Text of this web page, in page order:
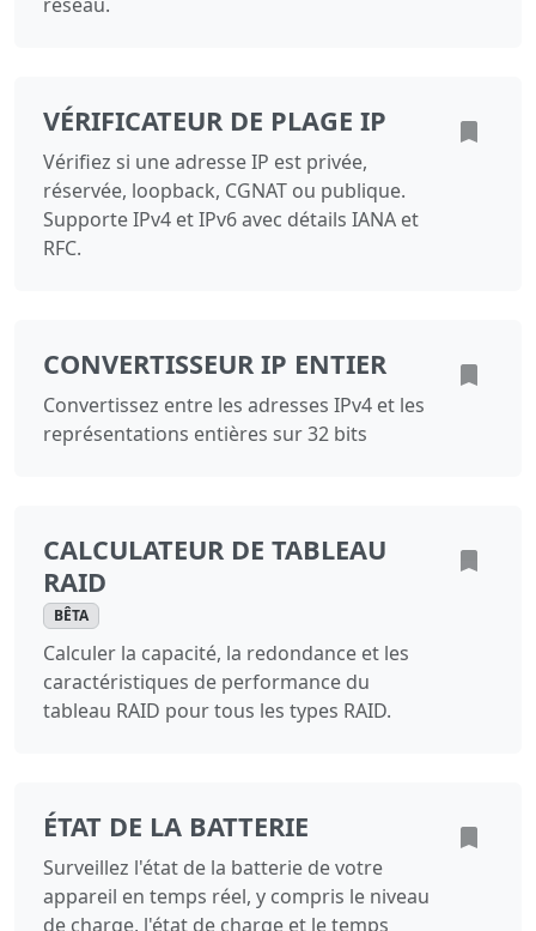
VÉRIFICATEUR DE PLAGE IP
Vérifiez si une adresse IP est privée,
réservée, loopback, CGNAT ou publique.
Supporte IPv4 et IPv6 avec détails IANA et
RFC.
CONVERTISSEUR IP ENTIER
Convertissez entre les adresses IPv4 et les
représentations entières sur 32 bits
CALCULATEUR DE TABLEAU
RAID
BÊTA
Calculer la capacité, la redondance et les
caractéristiques de performance du
tableau RAID pour tous les types RAID.
ÉTAT DE LA BATTERIE
Surveillez l'état de la batterie de votre
appareil en temps réel, y compris le niveau
de charge, l'état de charge et le temps